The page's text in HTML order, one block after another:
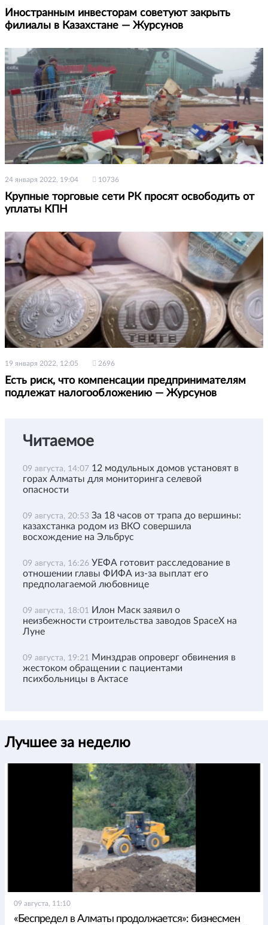
Иностранным инвесторам советуют закрыть
филиалы в Казахстане — Журсунов
24 января 2022, 19:04 10736
Крупные торговые сети РК просят освободить от
уплаты КПН
19 января 2022, 12:05 2696
Есть риск, что компенсации предпринимателям
подлежат налогообложению — Журсунов
Читаемое
09 августа, 14:07 12 модульных домов установят в
горах Алматы для мониторинга селевой
опасности
09 августа, 20:53 За 18 часов от трапа до вершины:
казахстанка родом из ВКО совершила
восхождение на Эльбрус
09 августа, 16:26 УЕФА готовит расследование в
отношении главы ФИФА из-за выплат его
предполагаемой любовнице
09 августа, 18:01 Илон Маск заявил о
неизбежности строительства заводов SpaceX на
Луне
09 августа, 19:21 Минздрав опроверг обвинения в
жестоком обращении с пациентами
психбольницы в Актасе
Лучшее за неделю
09 августа, 11:10
«Беспредел в Алматы продолжается»: бизнесмен